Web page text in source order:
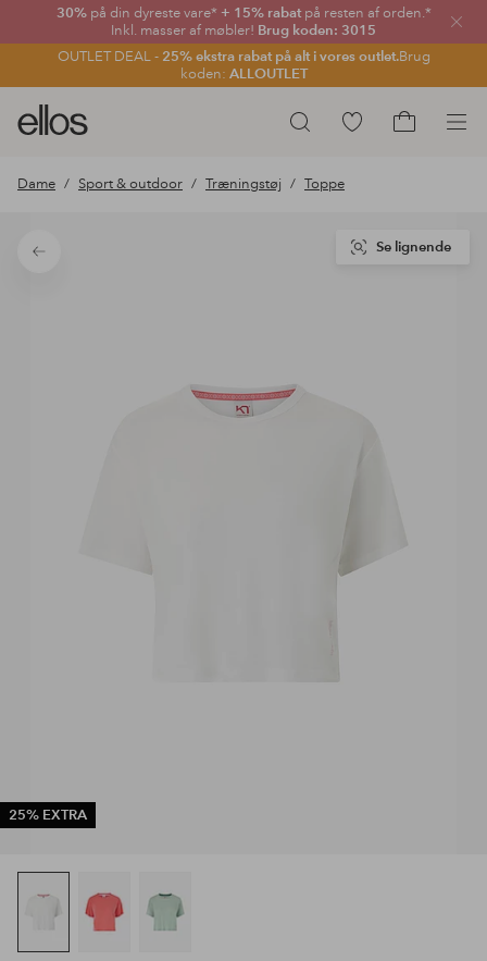
30% på din dyreste vare* + 15% rabatpå resten af orden.*
Inkl. masser af møbler! Brug koden: 3015
OUTLET DEAL - 25% ekstra rabat på alt i vores outlet.Brug
koden: ALLOUTLET
Luk
Søg
Ellos
logo
gå
forsiden
Gå
Dame Sport & outdoor Træningstøj Toppe
Tilbage
25% EXTRA
Se lignende